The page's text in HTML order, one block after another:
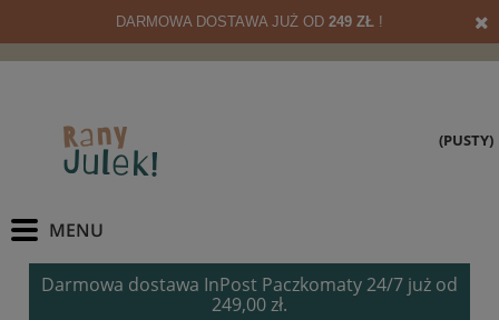
DARMOWA DOSTAWA JUŻ OD 249 ZŁ !
(PUSTY)
Darmowa dostawa InPost Paczkomaty 24/7 już od
249,00 zł.